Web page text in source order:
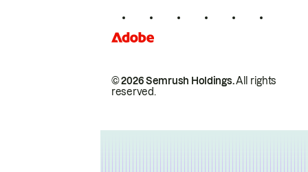
© 2026 Semrush Holdings.All rights
reserved.